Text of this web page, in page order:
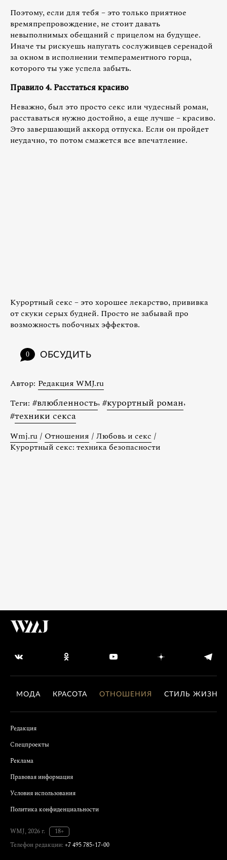
Поэтому, если для тебя – это только приятное
времяпрепровождение, не стоит давать
невыполнимых обещаний с прицелом на будущее.
Иначе ты рискуешь напугать сослуживцев серенадой
за окном в исполнении темпераментного горца,
которого ты уже успела забыть.
Правило 4. Расстаться красиво
Неважно, был это просто секс или чудесный роман,
расставаться нужно достойно, а еще лучше – красиво.
Это завершающий аккорд отпуска. Если он пройдет
неудачно, то потом смажется все впечатление.
Курортный секс – это хорошее лекарство, прививка
от скуки серых будней. Просто не забывай про
возможность побочных эффектов.
0 ОБСУДИТЬ
Автор: Редакция WMJ.ru
Теги: #влюбленность, #курортный роман,
#техники секса
Wmj.ru / Отношения / Любовь и секс /
Курортный секс: техника безопасности
МОДА КРАСОТА ОТНОШЕНИЯ СТИЛЬ ЖИЗНИ
Редакция
Спецпроекты
Реклама
Правовая информация
Условия использования
Политика конфиденциальности
WMJ, 2026 г.
18+
Телефон редакции: +7 495 785-17-00